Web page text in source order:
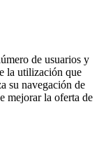
de usuarios y
la utilización que
su navegación de
mejorar la oferta de